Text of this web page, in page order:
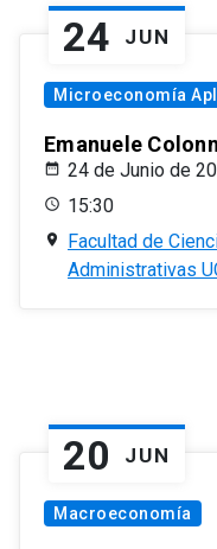
24 JUN
Microeconomía
Emanuele
24 de Junio de
15:30
Facultad de
Administrativas
20 JUN
Macroeconomía